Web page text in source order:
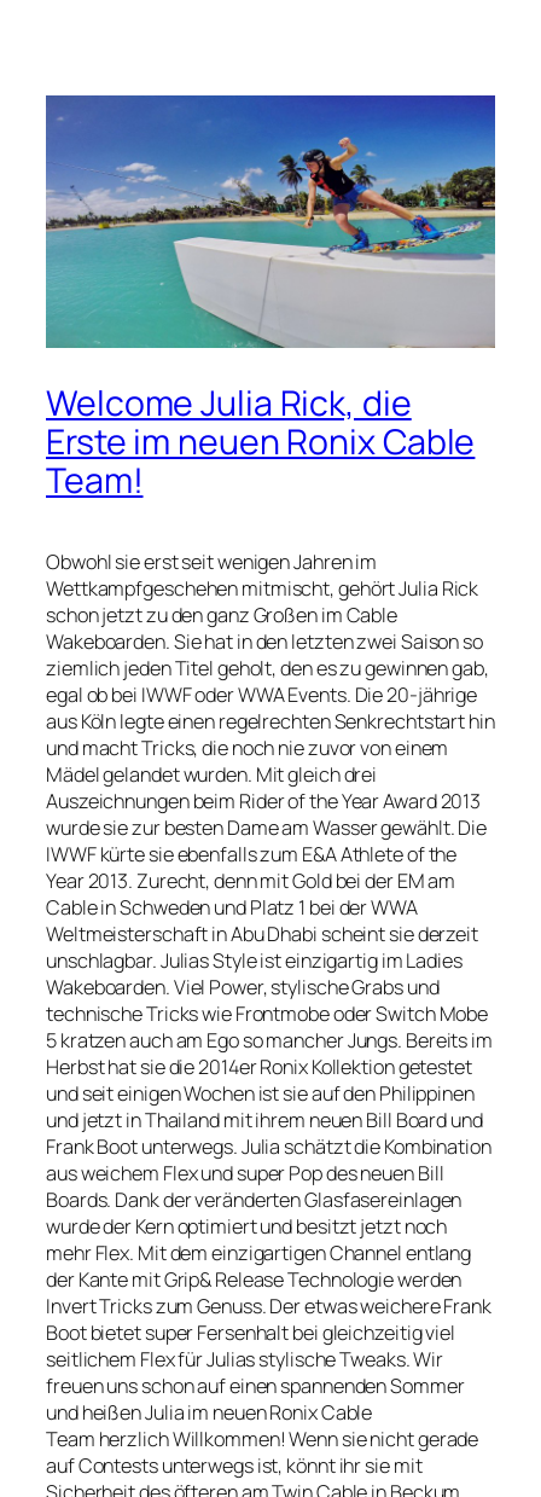
Welcome Julia Rick, die
Erste im neuen Ronix Cable
Team!
Obwohl sie erst seit wenigen Jahren im
Wettkampfgeschehen mitmischt, gehört Julia Rick
schon jetzt zu den ganz Großen im Cable
Wakeboarden. Sie hat in den letzten zwei Saison so
ziemlich jeden Titel geholt, den es zu gewinnen gab,
egal ob bei IWWF oder WWA Events. Die 20-jährige
aus Köln legte einen regelrechten Senkrechtstart hin
und macht Tricks, die noch nie zuvor von einem
Mädel gelandet wurden. Mit gleich drei
Auszeichnungen beim Rider of the Year Award 2013
wurde sie zur besten Dame am Wasser gewählt. Die
IWWF kürte sie ebenfalls zum E&A Athlete of the
Year 2013. Zurecht, denn mit Gold bei der EM am
Cable in Schweden und Platz 1 bei der WWA
Weltmeisterschaft in Abu Dhabi scheint sie derzeit
unschlagbar. Julias Style ist einzigartig im Ladies
Wakeboarden. Viel Power, stylische Grabs und
technische Tricks wie Frontmobe oder Switch Mobe
5 kratzen auch am Ego so mancher Jungs. Bereits im
Herbst hat sie die 2014er Ronix Kollektion getestet
und seit einigen Wochen ist sie auf den Philippinen
und jetzt in Thailand mit ihrem neuen Bill Board und
Frank Boot unterwegs. Julia schätzt die Kombination
aus weichem Flex und super Pop des neuen Bill
Boards. Dank der veränderten Glasfasereinlagen
wurde der Kern optimiert und besitzt jetzt noch
mehr Flex. Mit dem einzigartigen Channel entlang
der Kante mit Grip& Release Technologie werden
Invert Tricks zum Genuss. Der etwas weichere Frank
Boot bietet super Fersenhalt bei gleichzeitig viel
seitlichem Flex für Julias stylische Tweaks. Wir
freuen uns schon auf einen spannenden Sommer
und heißen Julia im neuen Ronix Cable
Team herzlich Willkommen! Wenn sie nicht gerade
auf Contests unterwegs ist, könnt ihr sie mit
Sicherheit des öfteren am Twin Cable in Beckum